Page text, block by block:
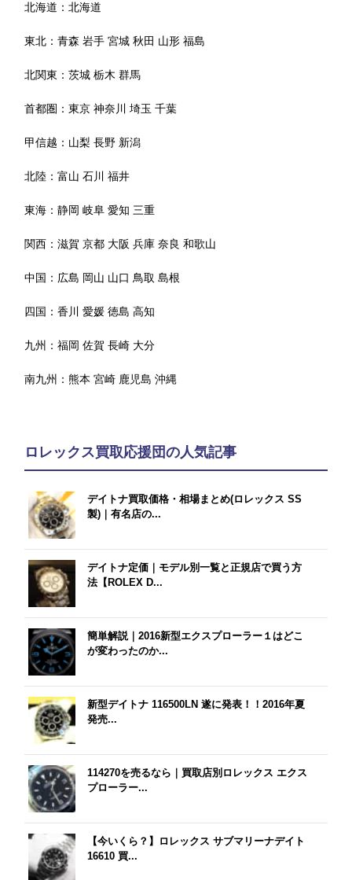
北海道：北海道
東北：青森 岩手 宮城 秋田 山形 福島
北関東：茨城 栃木 群馬
首都圏：東京 神奈川 埼玉 千葉
甲信越： 山梨 長野 新潟
北陸：富山 石川 福井
東海：静岡 岐阜 愛知 三重
関西：滋賀 京都 大阪 兵庫 奈良 和歌山
中国： 広島 岡山 山口 鳥取 島根
四国：香川 愛媛 徳島 高知
九州：福岡 佐賀 長崎 大分
南九州：熊本 宮崎 鹿児島 沖縄
ロレックス買取応援団の人気記事
デイトナ買取価格・相場まとめ(ロレックス SS
製)｜有名店の...
デイトナ定価｜モデル別一覧と正規店で買う方
法【ROLEX D...
簡単解説｜2016新型エクスプローラー１はどこ
が変わったのか...
新型デイトナ 116500LN 遂に発表！！2016年夏
発売...
114270を売るなら｜買取店別ロレックス エクス
プローラー...
【今いくら？】ロレックス サブマリーナデイト
16610 買...